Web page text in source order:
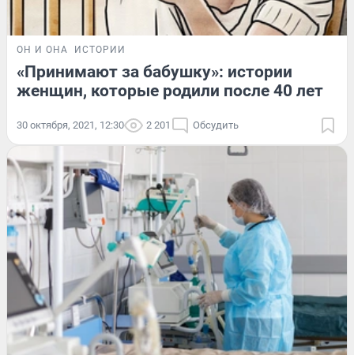
ОН И ОНА ИСТОРИИ
«Принимают за бабушку»: истории
женщин, которые родили после 40 лет
30 октября, 2021, 12:30 2 201 Обсудить